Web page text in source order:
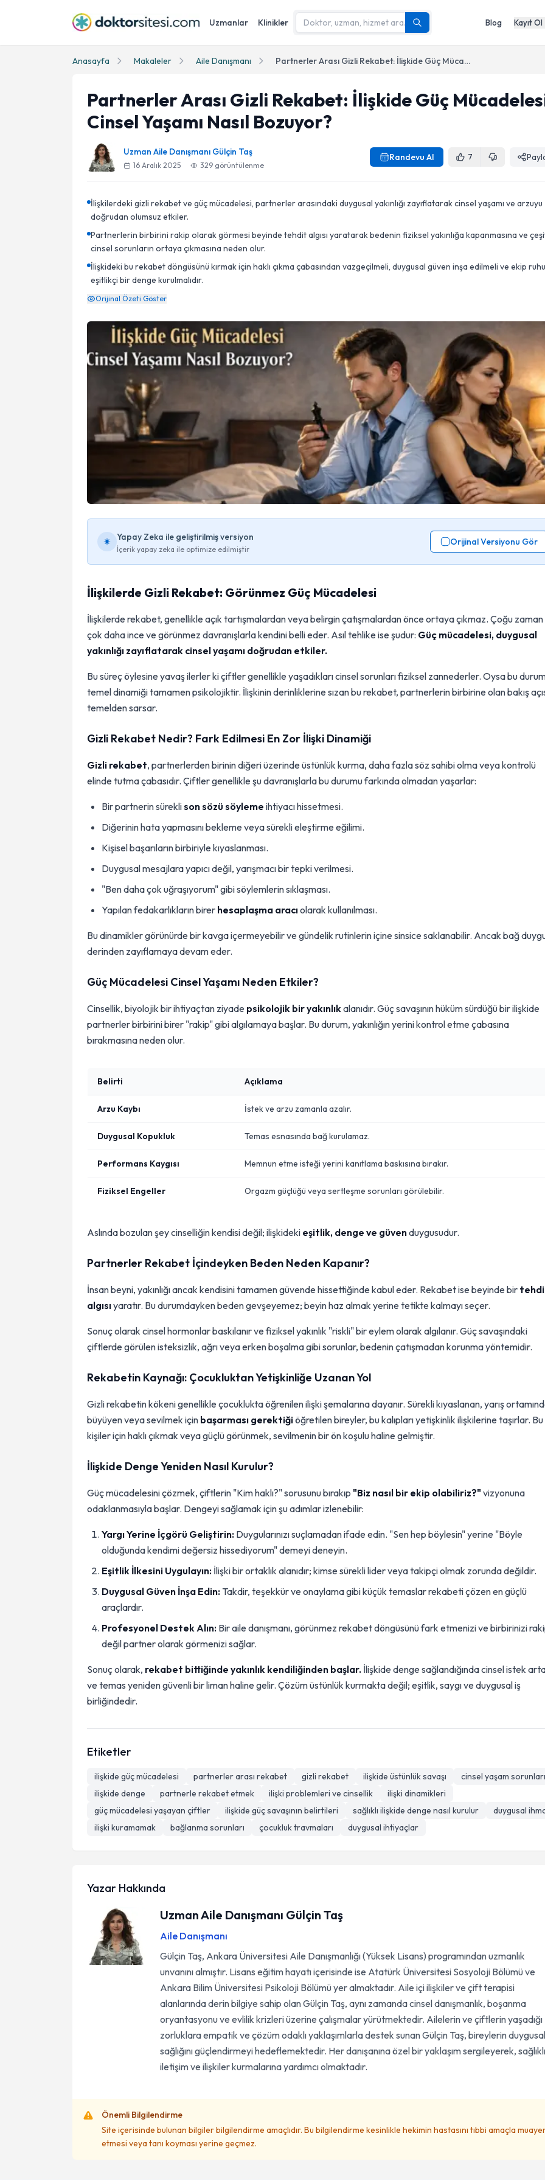
Uzmanlar Klinikler Blog Kayıt Ol
Anasayfa Makaleler Aile Danışmanı Partnerler Arası Gizli Rekabet: İlişkide Güç Mücadelesi Cinsel Yaşamı Nasıl Bozuyor?
Partnerler Arası Gizli Rekabet: İlişkide Güç
Cinsel Yaşamı Nasıl Bozuyor?
Uzman Aile Danışmanı Gülçin Taş
16 Aralık 2025 329 görüntülenme
Randevu Al 7
İlişkilerdeki gizli rekabet ve güç mücadelesi, partnerler arasındaki duygusal yakınlığı zayıflatarak cinsel yaşamı ve arzuyu
doğrudan olumsuz etkiler.
Partnerlerin birbirini rakip olarak görmesi beyinde tehdit algısı yaratarak bedenin fiziksel yakınlığa kapanmasına ve
cinsel sorunların ortaya çıkmasına neden olur.
İlişkideki bu rekabet döngüsünü kırmak için haklı çıkma çabasından vazgeçilmeli, duygusal güven inşa edilmeli ve ekip
eşitlikçi bir denge kurulmalıdır.
Orijinal Özeti Göster
Yapay Zeka ile geliştirilmiş versiyon
İçerik yapay zeka ile optimize edilmiştir
Orijinal Versiyonu Gör
İlişkilerde Gizli Rekabet: Görünmez Güç Mücadelesi
İlişkilerde rekabet, genellikle açık tartışmalardan veya belirgin çatışmalardan önce ortaya çıkmaz. Çoğu zaman
çok daha ince ve görünmez davranışlarla kendini belli eder. Asıl tehlike ise şudur: Güç mücadelesi, duygusal
yakınlığı zayıflatarak cinsel yaşamı doğrudan etkiler.
Bu süreç öylesine yavaş ilerler ki çiftler genellikle yaşadıkları cinsel sorunları fiziksel zannederler. Oysa bu
temel dinamiği tamamen psikolojiktir. İlişkinin derinliklerine sızan bu rekabet, partnerlerin birbirine olan bakış
temelden sarsar.
Gizli Rekabet Nedir? Fark Edilmesi En Zor İlişki Dinamiği
Gizli rekabet, partnerlerden birinin diğeri üzerinde üstünlük kurma, daha fazla söz sahibi olma veya kontrolü
elinde tutma çabasıdır. Çiftler genellikle şu davranışlarla bu durumu farkında olmadan yaşarlar:
Bir partnerin süreklison sözü söyleme ihtiyacı hissetmesi.
Diğerinin hata yapmasını bekleme veya sürekli eleştirme eğilimi.
Kişisel başarıların birbiriyle kıyaslanması.
Duygusal mesajlara yapıcı değil, yarışmacı bir tepki verilmesi.
"Ben daha çok uğraşıyorum" gibi söylemlerin sıklaşması.
Yapılan fedakarlıkların birer hesaplaşma aracıolarak kullanılması.
Bu dinamikler görünürde bir kavga içermeyebilir ve gündelik rutinlerin içine sinsice saklanabilir. Ancak bağ
derinden zayıflamaya devam eder.
Güç Mücadelesi Cinsel Yaşamı Neden Etkiler?
Cinsellik, biyolojik bir ihtiyaçtan ziyade psikolojik bir yakınlıkalanıdır. Güç savaşının hüküm sürdüğü bir ilişkide
partnerler birbirini birer "rakip" gibi algılamaya başlar. Bu durum, yakınlığın yerini kontrol etme çabasına
bırakmasına neden olur.
Belirti Açıklama
Arzu Kaybı İstek ve arzu zamanla azalır.
Duygusal Kopukluk Temas esnasında bağ kurulamaz.
Performans Kaygısı Memnun etme isteği yerini kanıtlama baskısına bırakır.
Fiziksel Engeller Orgazm güçlüğü veya sertleşme sorunları görülebilir.
Aslında bozulan şey cinselliğin kendisi değil; ilişkideki eşitlik, denge ve güvenduygusudur.
Partnerler Rekabet İçindeyken Beden Neden Kapanır?
İnsan beyni, yakınlığı ancak kendisini tamamen güvende hissettiğinde kabul eder. Rekabet ise beyinde bir
algısıyaratır. Bu durumdayken beden gevşeyemez; beyin haz almak yerine tetikte kalmayı seçer.
Sonuç olarak cinsel hormonlar baskılanır ve fiziksel yakınlık "riskli" bir eylem olarak algılanır. Güç savaşındaki
çiftlerde görülen isteksizlik, ağrı veya erken boşalma gibi sorunlar, bedenin çatışmadan korunma yöntemidir.
Rekabetin Kaynağı: Çocukluktan Yetişkinliğe Uzanan Yol
Gizli rekabetin kökeni genellikle çocuklukta öğrenilen ilişki şemalarına dayanır. Sürekli kıyaslanan, yarış
büyüyen veya sevilmek için başarması gerektiğiöğretilen bireyler, bu kalıpları yetişkinlik ilişkilerine taşırlar. Bu
kişiler için haklı çıkmak veya güçlü görünmek, sevilmenin bir ön koşulu haline gelmiştir.
İlişkide Denge Yeniden Nasıl Kurulur?
Güç mücadelesini çözmek, çiftlerin "Kim haklı?" sorusunu bırakıp "Biz nasıl bir ekip olabiliriz?"vizyonuna
odaklanmasıyla başlar. Dengeyi sağlamak için şu adımlar izlenebilir:
Yargı Yerine İçgörü Geliştirin: Duygularınızı suçlamadan ifade edin. "Sen hep böylesin" yerine "Böyle
olduğunda kendimi değersiz hissediyorum" demeyi deneyin.
Eşitlik İlkesini Uygulayın: İlişki bir ortaklık alanıdır; kimse sürekli lider veya takipçi olmak zorunda değildir.
Duygusal Güven İnşa Edin: Takdir, teşekkür ve onaylama gibi küçük temaslar rekabeti çözen en güçlü
araçlardır.
Profesyonel Destek Alın: Bir aile danışmanı, görünmez rekabet döngüsünü fark etmenizi ve birbirinizi
değil partner olarak görmenizi sağlar.
Sonuç olarak, rekabet bittiğinde yakınlık kendiliğinden başlar. İlişkide denge sağlandığında cinsel istek
ve temas yeniden güvenli bir liman haline gelir. Çözüm üstünlük kurmakta değil; eşitlik, saygı ve duygusal iş
birliğindedir.
Etiketler
ilişkide güç mücadelesi partnerler arası rekabet gizli rekabet ilişkide üstünlük savaşı
cinsel yaşam sorunları
ilişkide denge
partnerle rekabet etmek ilişki problemleri ve cinsellik
ilişki dinamikleri
güç mücadelesi yaşayan çiftler
ilişkide güç savaşının belirtileri sağlıklı ilişkide denge nasıl kurulur
duygusal
ilişki kuramamak
bağlanma sorunları çocukluk travmaları duygusal ihtiyaçlar
Yazar Hakkında
Uzman Aile Danışmanı Gülçin Taş
Aile Danışmanı
Gülçin Taş, Ankara Üniversitesi Aile Danışmanlığı (Yüksek Lisans) programından uzmanlık
unvanını almıştır. Lisans eğitim hayatı içerisinde ise Atatürk Üniversitesi Sosyoloji Bölümü ve
Ankara Bilim Üniversitesi Psikoloji Bölümü yer almaktadır. Aile içi ilişkiler ve çift terapisi
alanlarında derin bilgiye sahip olan Gülçin Taş, aynı zamanda cinsel danışmanlık, boşanma
oryantasyonu ve evlilik krizleri üzerine çalışmalar yürütmektedir. Ailelerin ve çiftlerin yaşadığı
zorluklara empatik ve çözüm odaklı yaklaşımlarla destek sunan Gülçin Taş, bireylerin duygusal
sağlığını güçlendirmeyi hedeflemektedir. Her danışanına özel bir yaklaşım sergileyerek, sağlıklı
iletişim ve ilişkiler kurmalarına yardımcı olmaktadır.
Önemli Bilgilendirme
Site içerisinde bulunan bilgiler bilgilendirme amaçlıdır. Bu bilgilendirme kesinlikle hekimin hastasını tıbbi amaçla
etmesi veya tanı koyması yerine geçmez.